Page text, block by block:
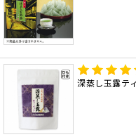
深蒸し玉露テ